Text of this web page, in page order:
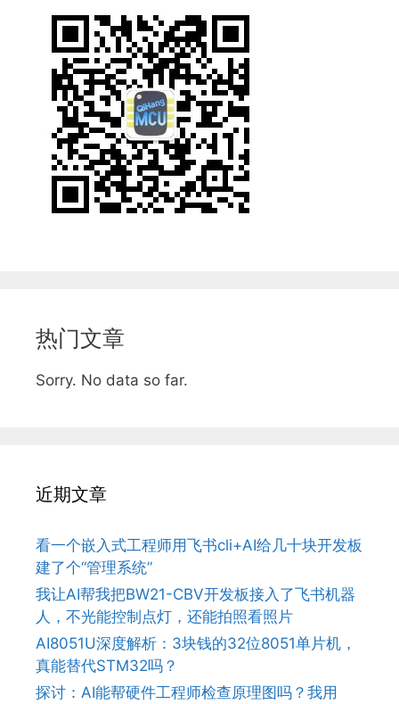
热门文章
Sorry. No data so far.
近期文章
看一个嵌入式工程师用飞书cli+AI给几十块开发板
建了个“管理系统”
我让AI帮我把BW21-CBV开发板接入了飞书机器
人，不光能控制点灯，还能拍照看照片
AI8051U深度解析：3块钱的32位8051单片机，
真能替代STM32吗？
探讨：AI能帮硬件工程师检查原理图吗？我用